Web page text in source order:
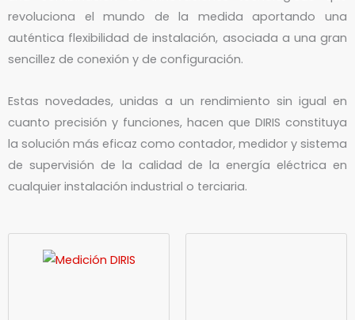
revoluciona el mundo de la medida aportando una
auténtica flexibilidad de instalación, asociada a una gran
sencillez de conexión y de configuración.
Estas novedades, unidas a un rendimiento sin igual en
cuanto precisión y funciones, hacen que DIRIS constituya
la solución más eficaz como contador, medidor y sistema
de supervisión de la calidad de la energía eléctrica en
cualquier instalación industrial o terciaria.